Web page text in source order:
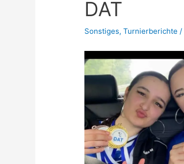
DAT
Sonstiges,Turnierberichte /